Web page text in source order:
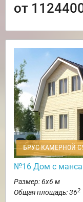
от
БРУС КАМЕРНОЙ
№16 Дом с
Размер: 6х6 м
Общая площадь: 362